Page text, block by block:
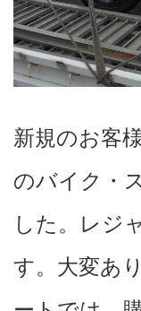
新規のお客
のバイク・
した。レジ
す。大変あ